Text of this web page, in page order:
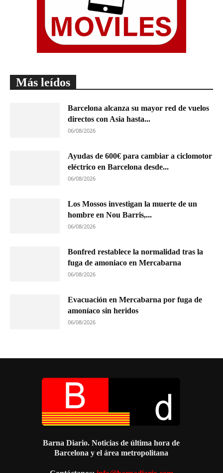
Más leídos
Barcelona alcanza su mayor red de vuelos
directos con Asia hasta...
06/08/2026
Ayudas de 600€ para cambiar a ciclomotor
eléctrico en Barcelona desde...
06/08/2026
Los Mossos investigan la muerte de un
hombre en Nou Barris,...
06/08/2026
Bonfred restablece la normalidad tras la
fuga de amoniaco en Mercabarna
06/08/2026
Evacuación en Mercabarna por fuga de
amoníaco sin heridos
06/08/2026
Barna Diario. Noticias de última hora de
Barcelona y el área metropolitana